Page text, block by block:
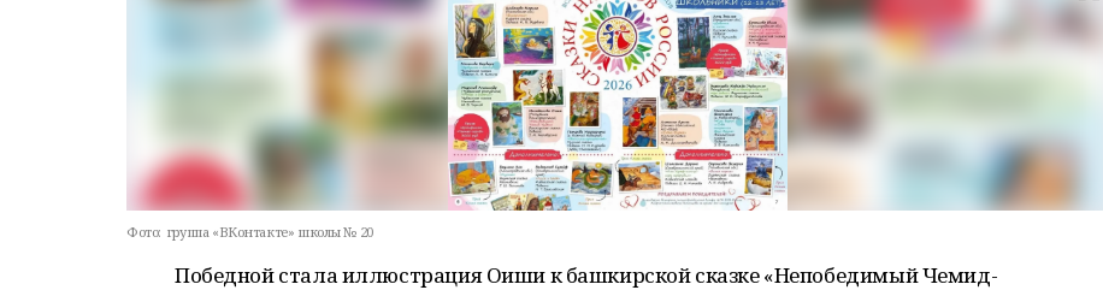
Фото: группа «ВКонтакте» школы № 20
Победной стала иллюстрация Оиши к башкирской сказке «Непобедимый Чемид-